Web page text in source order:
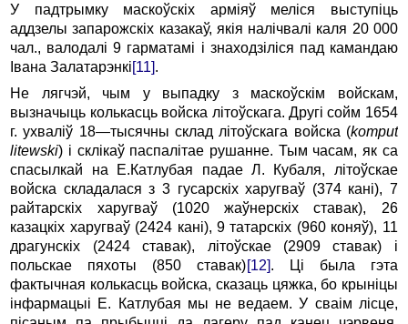
У падтрымку маскоўскіх арміяў меліся выступіць
аддзелы запарожскіх казакаў, якія налічвалі каля 20 000
чал., валодалі 9 гарматамі і знаходзіліся пад камандаю
Івана Залатарэнкі[11].
Не лягчэй, чым у выпадку з маскоўскім войскам,
вызначыць колькасць войска літоўскага. Другі сойм 1654
г. ухваліў 18—тысячны склад літоўскага войска (komput
litewski) і склікаў паспалітае рушанне. Тым часам, як са
спасылкай на Е.Катлубая падае Л. Кубаля, літоўскае
войска складалася з 3 гусарскіх харугваў (374 кані), 7
райтарскіх харугваў (1020 жаўнерскіх ставак), 26
казацкіх харугваў (2424 кані), 9 татарскіх (960 коняў), 11
драгунскіх (2424 ставак), літоўскае (2909 ставак) і
польскае пяхоты (850 ставак)[12]. Ці была гэта
фактычная колькасць войска, сказаць цяжка, бо крыніцы
інфармацыі Е. Катлубая мы не ведаем. У сваім лісце,